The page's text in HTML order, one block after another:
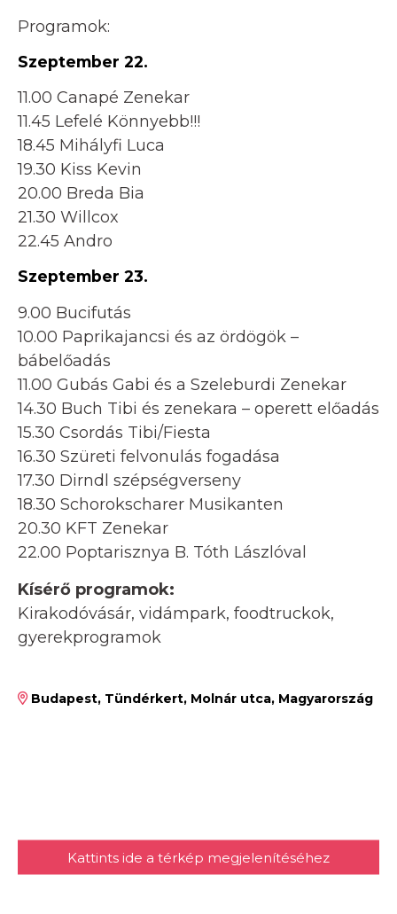
Programok:
Szeptember 22.
11.00 Canapé Zenekar
11.45 Lefelé Könnyebb!!!
18.45 Mihályfi Luca
19.30 Kiss Kevin
20.00 Breda Bia
21.30 Willcox
22.45 Andro
Szeptember 23.
9.00 Bucifutás
10.00 Paprikajancsi és az ördögök –
bábelőadás
11.00 Gubás Gabi és a Szeleburdi Zenekar
14.30 Buch Tibi és zenekara – operett előadás
15.30 Csordás Tibi/Fiesta
16.30 Szüreti felvonulás fogadása
17.30 Dirndl szépségverseny
18.30 Schorokscharer Musikanten
20.30 KFT Zenekar
22.00 Poptarisznya B. Tóth Lászlóval
Kísérő programok:
Kirakodóvásár, vidámpark, foodtruckok,
gyerekprogramok
Budapest, Tündérkert, Molnár utca, Magyarország
Kattints ide a térkép megjelenítéséhez